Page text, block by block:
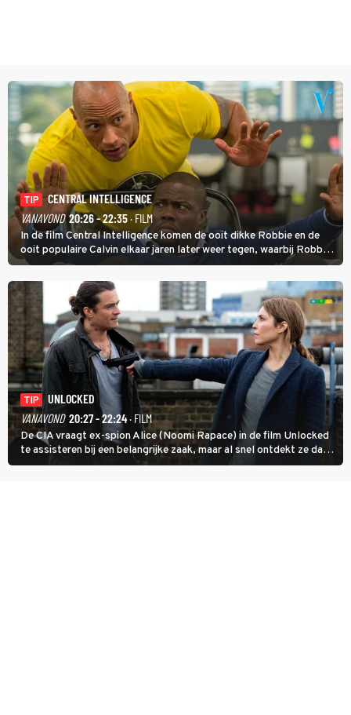
TIP
CENTRAL INTELLIGENCE
VANAVOND 20:26 - 22:35· FILM
In de film Central Intelligence komen de ooit dikke Robbie en de
ooit populaire Calvin elkaar jaren later weer tegen, waarbij Robbie,
inmiddels supergespierd en werkzaam voor de CIA, Calvins hulp
goed kan gebruiken.
TIP
UNLOCKED
VANAVOND 20:27 - 22:24· FILM
De CIA vraagt ex-spion Alice (Noomi Rapace) in de film Unlocked
te assisteren bij een belangrijke zaak, maar al snel ontdekt ze dat
degene die haar aanstelde kwade bedoelingen heeft.